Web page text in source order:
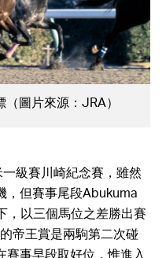
圖片來源：JRA）
級賽川崎紀念賽，雖然
，但賽事尾段Abukuma
，以三個馬位之差勝出賽
帝王賞是兩駒第二次碰
賽事早段取好位，惟進入